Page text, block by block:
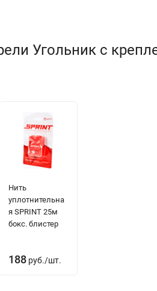
Угольник с
Нить
уплотнительна
я SPRINT 25м
бокс. блистер
188 руб./шт.